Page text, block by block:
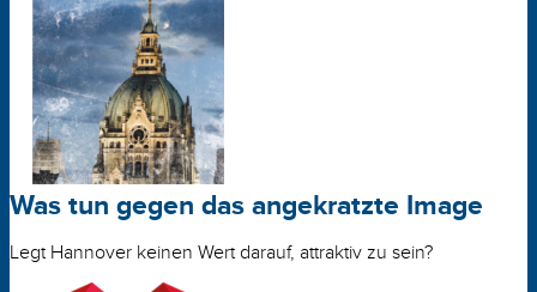
Was tun gegen das angekratzte Image
Legt Hannover keinen Wert darauf, attraktiv zu sein?